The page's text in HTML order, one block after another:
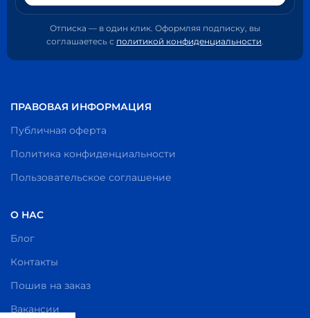
Отписка — в один клик. Оформляя подписку, вы
соглашаетесь с политикой конфиденциальности
ПРАВОВАЯ ИНФОРМАЦИЯ
Публичная оферта
Политика конфиденциальности
Пользовательское соглашение
О НАС
Блог
Контакты
Пошив на заказ
Вакансии